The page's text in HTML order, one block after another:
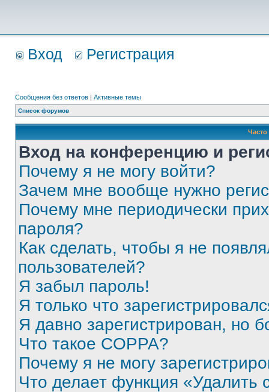
Вход Регистрация
Сообщения без ответов | Активные темы
Список форумов
Вход на конференцию и
Почему я не могу войти?
Зачем мне вообще нужно
Почему мне периодически
пароля?
Как сделать, чтобы я не
пользователей?
Я забыл пароль!
Я только что
Я давно зарегистрирован, но
Что такое COPPA?
Почему я не могу
Что делает функция «Удалить